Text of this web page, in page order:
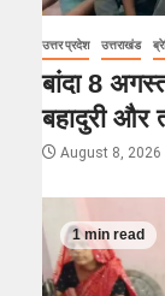
उत्तर प्रदेश उत्तराखंड
बांदा 8
बहादुरी और
August 8, 2026
1 min read